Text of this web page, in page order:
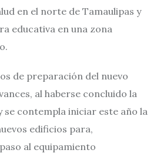
en el norte de Tamaulipas y
educativa en una zona
de preparación del nuevo
al haberse concluido la
contempla iniciar este año la
edificios para,
al equipamiento